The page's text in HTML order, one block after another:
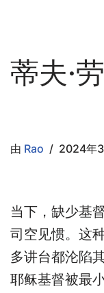
蒂夫·劳
由 Rao 2024年
当下，缺少基
司空见惯。这
多讲台都沦陷
耶稣基督被最